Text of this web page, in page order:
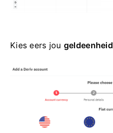
Kies eers jou geldeenheid